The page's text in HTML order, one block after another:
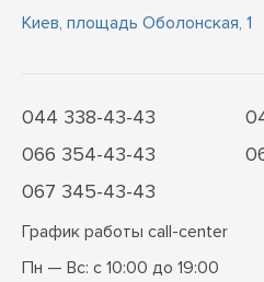
Киев, площадь Оболонская, 1
044 338-43-43
066 354-43-43
067 345-43-43
График работы call-center
Пн — Вс: с 10:00 до 19:00